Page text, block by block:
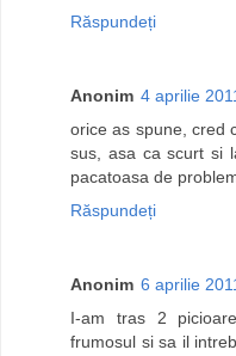
Răspundeți
Anonim 4 aprilie
orice as spune, cred
sus, asa ca scurt si
pacatoasa de
Răspundeți
Anonim 6 aprilie
I-am tras 2
frumosul si sa il